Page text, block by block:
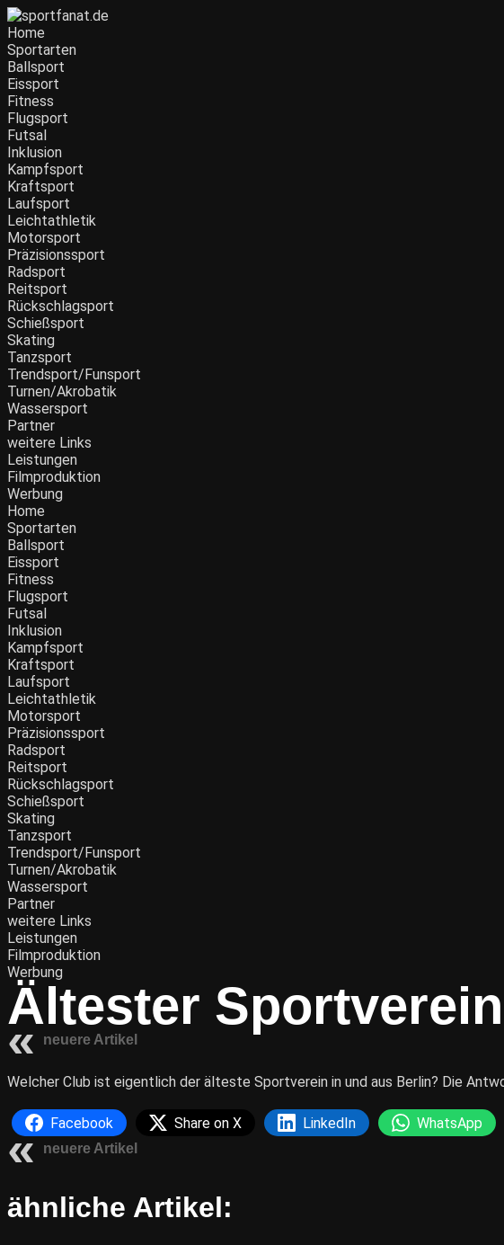
Zum
Inhalt
wechseln
Home
Sportarten
Ballsport
Eissport
Fitness
Flugsport
Futsal
Inklusion
Kampfsport
Kraftsport
Laufsport
Leichtathletik
Motorsport
Präzisionssport
Radsport
Reitsport
Rückschlagsport
Schießsport
Skating
Tanzsport
Trendsport/Funsport
Turnen/Akrobatik
Wassersport
Partner
weitere Links
Leistungen
Filmproduktion
Werbung
Menü
Home
Sportarten
Ballsport
Eissport
Fitness
Flugsport
Futsal
Inklusion
Kampfsport
Kraftsport
Laufsport
Leichtathletik
Motorsport
Präzisionssport
Radsport
Reitsport
Rückschlagsport
Schießsport
Skating
Tanzsport
Trendsport/Funsport
Turnen/Akrobatik
Wassersport
Partner
weitere Links
Leistungen
Filmproduktion
Werbung
Ältester
neuere Artikel
Welcher Club ist eigentlich der älteste Sportverein in und aus Berlin? Die
Facebook Share on X LinkedIn WhatsApp
neuere Artikel
ähnliche Artikel: